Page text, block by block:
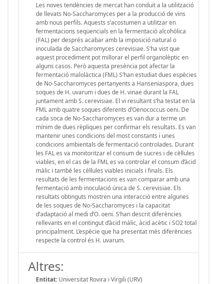
Les noves tendències de mercat han conduit a la utilització
de llevats No-Saccharomyces per a la producció de vins
amb nous perfils. Aquests s’acostumen a utilitzar en
fermentacions seqüencials en la fermentació alcohòlica
(FAL) per després acabar amb la imposició natural o
inoculada de Saccharomyces cerevisiae. S’ha vist que
aquest procediment pot millorar el perfil organolèptic en
alguns casos. Però aquesta presència pot afectar la
fermentació malolàctica (FML) S’han estudiat dues espècies
de No-Saccharomyces pertanyents a Hanseniaspora, dues
soques de H. uvarum i dues de H. vinae durant la FAL
juntament amb S. cerevisiae. El vi resultant s’ha testat en la
FML amb quatre soques diferents d’Oenococcus oeni. De
cada soca de No-Saccharomyces es van dur a terme un
mínim de dues rèpliques per confirmar els resultats. Es van
mantenir unes condicions del most constants i unes
condicions ambientals de fermentació controlades. Durant
les FAL es va monitoritzar el consum de sucres i de cèl·lules
viables, en el cas de la FML es va controlar el consum d’àcid
màlic i també les cèl·lules viables inicials i finals. Els
resultats de les fermentacions es van comparar amb una
fermentació amb inoculació única de S. cerevisiae. Els
resultats obtinguts mostren una interacció entre algunes
de les soques de No-Saccharomyces i la capacitat
d’adaptació al medi d’O. oeni. S’han descrit diferències
rellevants en el contingut d’àcid màlic, àcid acètic i SO2 total
principalment. L’espècie que ha presentat més diferències
respecte la control és H. uvarum.
Altres:
Entitat: Universitat Rovira i Virgili (URV)